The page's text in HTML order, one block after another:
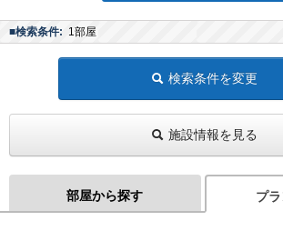
■検索条件: 1部屋
検索条件を変更
施設情報を見る
部屋から探す プ